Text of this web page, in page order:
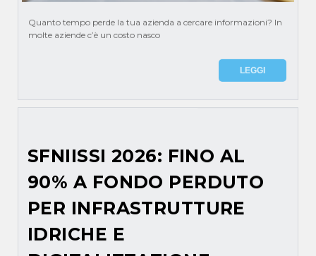
Quanto tempo perde la tua azienda a cercare informazioni? In
molte aziende c’è un costo nasco
LEGGI
SFNIISSI 2026: FINO AL
90% A FONDO PERDUTO
PER INFRASTRUTTURE
IDRICHE E